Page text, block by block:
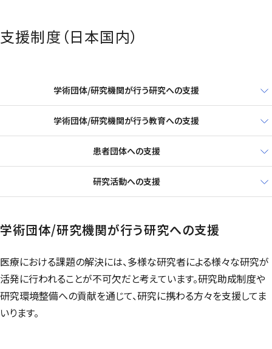
支援制度（日本国内）
学術団体/研究機関が行う研究への支援
学術団体/研究機関が行う教育への支援
患者団体への支援
研究活動への支援
学術団体/研究機関が行う研究への支援
医療における課題の解決には、多様な研究者による様々な研究が
活発に行われることが不可欠だと考えています。研究助成制度や
研究環境整備への貢献を通じて、研究に携わる方々を支援してま
いります。